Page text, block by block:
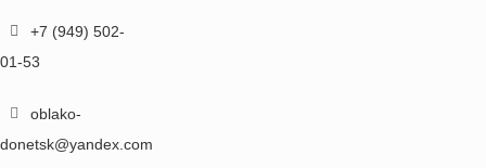
+7 (949) 502-
01-53
oblako-
donetsk@yandex.com